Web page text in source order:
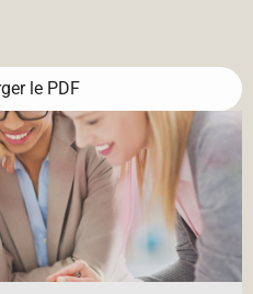
le PDF